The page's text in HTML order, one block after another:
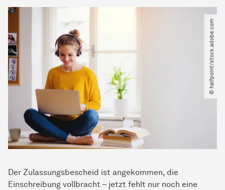
Der Zulassungsbescheid ist angekommen, die
Einschreibung vollbracht – jetzt fehlt nur noch eine
© halfpoint​/​stock.adobe.com